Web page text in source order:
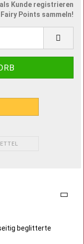
Kunde registrieren
Points sammeln!
beglitterte